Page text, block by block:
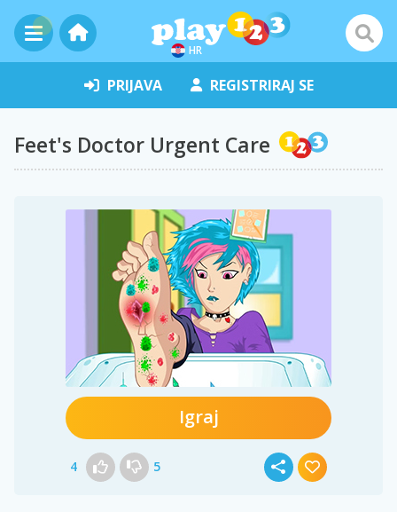
HR
PRIJAVA REGISTRIRAJ SE
Feet's Doctor Urgent Care
Igraj
4 5